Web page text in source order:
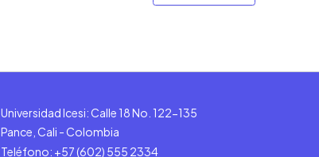
Universidad Icesi: Calle 18 No. 122-135
Pance, Cali - Colombia
Teléfono: +57 (602) 555 2334